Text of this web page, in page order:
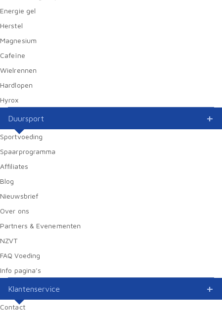
Energie gel
Herstel
Magnesium
Cafeïne
Wielrennen
Hardlopen
Hyrox
Duursport
Sportvoeding
Spaarprogramma
Affiliates
Blog
Nieuwsbrief
Over ons
Partners & Evenementen
NZVT
FAQ Voeding
Info pagina’s
Klantenservice
Contact